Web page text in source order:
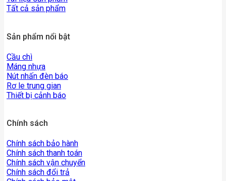
Tất cả sản phẩm
Sản phẩm nổi bật
Cầu chì
Máng nhựa
Nút nhấn đèn báo
Rơ le trung gian
Thiết bị cảnh báo
Chính sách
Chính sách bảo hành
Chính sách thanh toán
Chính sách vận chuyển
Chính sách đổi trả